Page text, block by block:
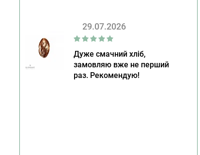
29.07.2026
Дуже смачний хліб,
замовляю вже не перший
раз. Рекомендую!